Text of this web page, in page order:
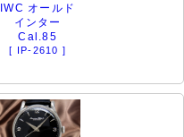
IWC オールド
インター
Cal.85
[ IP-2610 ]